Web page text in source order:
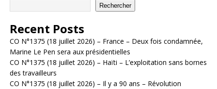
Rechercher
Recent Posts
CO N°1375 (18 juillet 2026) – France – Deux fois condamnée,
Marine Le Pen sera aux présidentielles
CO N°1375 (18 juillet 2026) – Haïti – L’exploitation sans bornes
des travailleurs
CO N°1375 (18 juillet 2026) – Il y a 90 ans – Révolution